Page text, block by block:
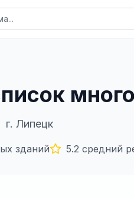
г. Липецк
зданий 5.2 средний